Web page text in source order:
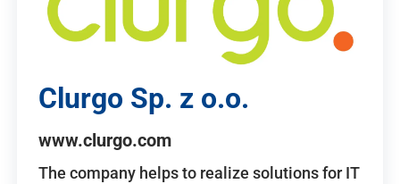
Clurgo Sp. z o.o.
www.clurgo.com
The company helps to realize solutions for IT